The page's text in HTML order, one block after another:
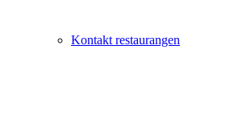
Kontakt restaurangen